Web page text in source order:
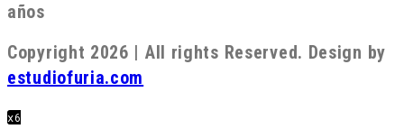
años
Copyright 2026 | All rights Reserved. Design by
estudiofuria.com
x6